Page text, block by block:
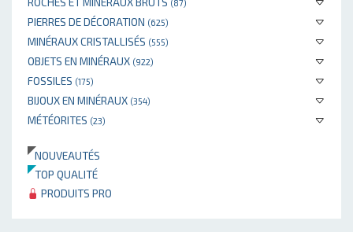
(87)
PIERRES DE DÉCORATION (625)
MINÉRAUX CRISTALLISÉS (555)
OBJETS EN MINÉRAUX (922)
FOSSILES (175)
BIJOUX EN MINÉRAUX (354)
MÉTÉORITES (23)
NOUVEAUTÉS
TOP QUALITÉ
PRODUITS PRO